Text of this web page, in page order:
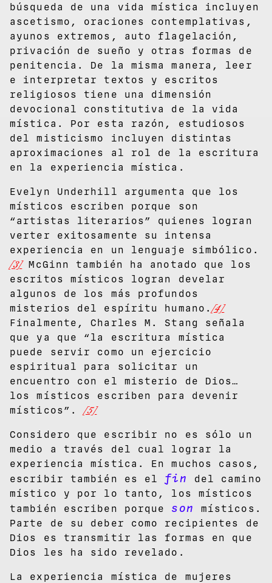
búsqueda de una vida mística incluyen
ascetismo, oraciones contemplativas,
ayunos extremos, auto flagelación,
privación de sueño y otras formas de
penitencia. De la misma manera, leer
e interpretar textos y escritos
religiosos tiene una dimensión
devocional constitutiva de la vida
mística. Por esta razón, estudiosos
del misticismo incluyen distintas
aproximaciones al rol de la escritura
en la experiencia mística.
Evelyn Underhill argumenta que los
místicos escriben porque son
“artistas literarios” quienes logran
verter exitosamente su intensa
experiencia en un lenguaje simbólico.
[3]McGinn también ha anotado que los
escritos místicos logran develar
algunos de los más profundos
misterios del espíritu humano.[4]
Finalmente, Charles M. Stang señala
que ya que “la escritura mística
puede servir como un ejercicio
espiritual para solicitar un
encuentro con el misterio de Dios…
los místicos escriben para devenir
místicos”.[5]
Considero que escribir no es sólo un
medio a través del cual lograr la
experiencia mística. En muchos casos,
escribir también es el fin
del camino
místico y por lo tanto, los místicos
también escriben porque son místicos.
Parte de su deber como recipientes de
Dios es transmitir las formas en que
Dios les ha sido revelado.
La experiencia mística de mujeres